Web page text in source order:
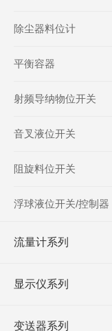
除尘器料位计
平衡容器
射频导纳物位开关
音叉液位开关
阻旋料位开关
浮球液位开关/控制器
流量计系列
显示仪系列
变送器系列